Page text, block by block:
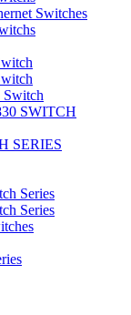
Switches
SWITCH
SERIES
Series
Series